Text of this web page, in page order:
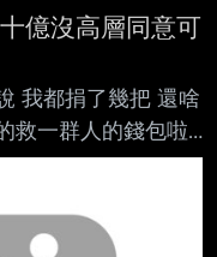
億沒高層同意可
我都捐了幾把 還啥
救一群人的錢包啦
高層同意就可以隨
錢都是人家捐的